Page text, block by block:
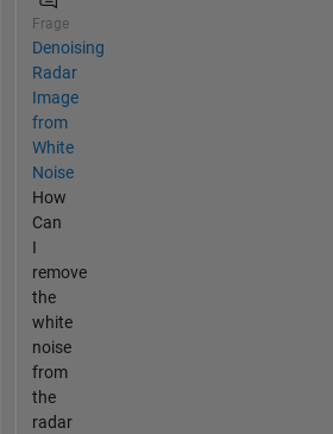
Frage
Denoising
Radar
Image
from
White
Noise
How
Can
I
remove
the
white
noise
from
the
radar